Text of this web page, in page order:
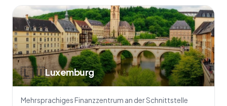
🇱🇺Luxemburg
Mehrsprachiges Finanzzentrum an der Schnittstelle